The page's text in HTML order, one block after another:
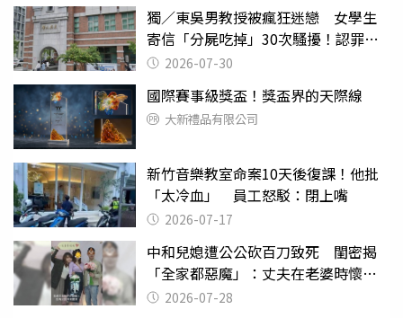
獨／東吳男教授被瘋狂迷戀 女學生
寄信「分屍吃掉」30次騷擾！認罪免
關 2026-07-30
國際賽事級獎盃！獎盃界的天際線
大新禮品有限公司
新竹音樂教室命案10天後復課！他批
「太冷血」 員工怒駁：閉上嘴
2026-07-17
中和兒媳遭公公砍百刀致死 閨密揭
「全家都惡魔」：丈夫在老婆時懷孕
摔東西
2026-07-28